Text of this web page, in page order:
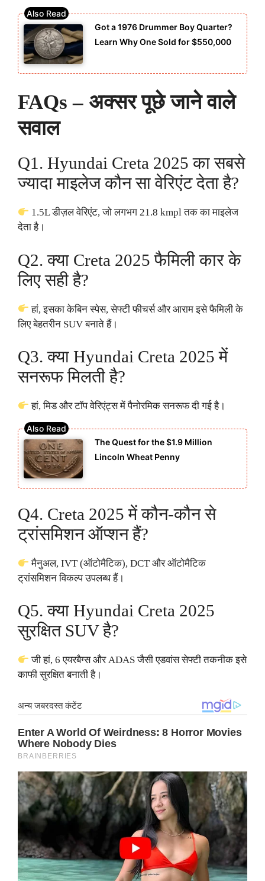
Got a 1976 Drummer Boy Quarter?
Learn Why One Sold for $550,000
FAQs – अक्सर पूछे जाने वाले
सवाल
Q1. Hyundai Creta 2025 का सबसे
ज्यादा माइलेज कौन सा वेरिएंट देता है?
1.5L डीज़ल वेरिएंट, जो लगभग 21.8 kmpl तक का माइलेज
देता है।
Q2. क्या Creta 2025 फैमिली कार के
लिए सही है?
हां, इसका केबिन स्पेस, सेफ्टी फीचर्स और आराम इसे फैमिली के
लिए बेहतरीन SUV बनाते हैं।
Q3. क्या Hyundai Creta 2025 में
सनरूफ मिलती है?
हां, मिड और टॉप वेरिएंट्स में पैनोरमिक सनरूफ दी गई है।
The Quest for the $1.9 Million
Lincoln Wheat Penny
Q4. Creta 2025 में कौन-कौन से
ट्रांसमिशन ऑप्शन हैं?
मैनुअल, IVT (ऑटोमैटिक), DCT और ऑटोमैटिक
ट्रांसमिशन विकल्प उपलब्ध हैं।
Q5. क्या Hyundai Creta 2025
सुरक्षित SUV है?
जी हां, 6 एयरबैग्स और ADAS जैसी एडवांस सेफ्टी तकनीक इसे
काफी सुरक्षित बनाती है।